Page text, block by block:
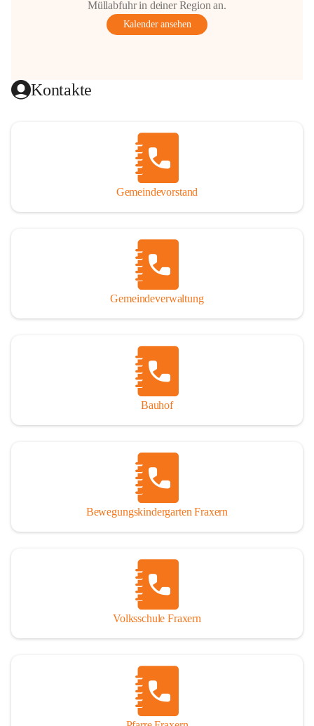
Müllabfuhr in deiner Region an.
Kalender ansehen
Kontakte
Gemeindevorstand
Gemeindeverwaltung
Bauhof
Bewegungskindergarten Fraxern
Volksschule Fraxern